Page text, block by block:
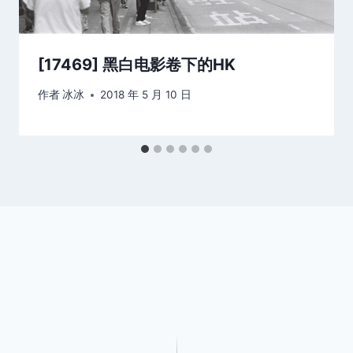
[17469] 黑白电影卷下的HK
作者 冰冰 2018 年 5 月 10 日